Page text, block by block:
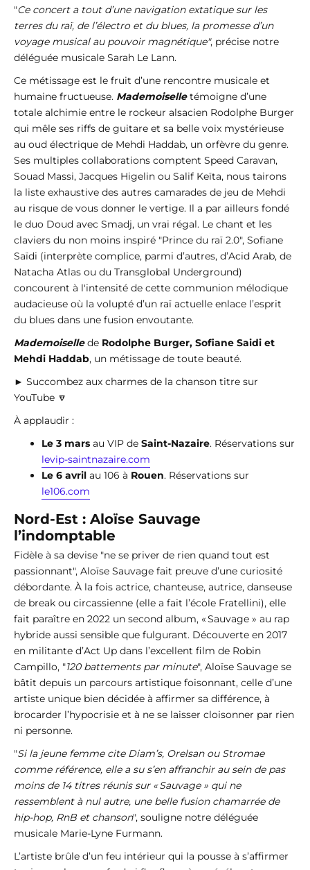
"Ce concert a tout d’une navigation extatique sur les
terres du raï, de l’électro et du blues, la promesse d’un
voyage musical au pouvoir magnétique", précise notre
déléguée musicale Sarah Le Lann.
Ce métissage est le fruit d’une rencontre musicale et
humaine fructueuse. Mademoiselletémoigne d’une
totale alchimie entre le rockeur alsacien Rodolphe Burger
qui mêle ses riffs de guitare et sa belle voix mystérieuse
au oud électrique de Mehdi Haddab, un orfèvre du genre.
Ses multiples collaborations comptent Speed Caravan,
Souad Massi, Jacques Higelin ou Salif Keïta, nous tairons
la liste exhaustive des autres camarades de jeu de Mehdi
au risque de vous donner le vertige. Il a par ailleurs fondé
le duo Doud avec Smadj, un vrai régal. Le chant et les
claviers du non moins inspiré "Prince du raï 2.0", Sofiane
Saïdi (interprète complice, parmi d’autres, d’Acid Arab, de
Natacha Atlas ou du Transglobal Underground)
concourent à l'intensité de cette communion mélodique
audacieuse où la volupté d’un raï actuelle enlace l’esprit
du blues dans une fusion envoutante.
Mademoisellede Rodolphe Burger, Sofiane Saidi et
Mehdi Haddab, un métissage de toute beauté.
► Succombez aux charmes de la chanson titre sur
YouTube 🔽
À applaudir :
Le 3 mars au VIP de Saint-Nazaire. Réservations sur
levip-saintnazaire.com
Le 6 avril au 106 à Rouen. Réservations sur
le106.com
Nord-Est : Aloïse Sauvage
l’indomptable
Fidèle à sa devise "ne se priver de rien quand tout est
passionnant", Aloïse Sauvage fait preuve d’une curiosité
débordante. À la fois actrice, chanteuse, autrice, danseuse
de break ou circassienne (elle a fait l’école Fratellini), elle
fait paraître en 2022 un second album, « Sauvage » au rap
hybride aussi sensible que fulgurant. Découverte en 2017
en militante d’Act Up dans l’excellent film de Robin
Campillo, "120 battements par minute", Aloïse Sauvage se
bâtit depuis un parcours artistique foisonnant, celle d’une
artiste unique bien décidée à affirmer sa différence, à
brocarder l’hypocrisie et à ne se laisser cloisonner par rien
ni personne.
"Si la jeune femme cite Diam’s, Orelsan ou Stromae
comme référence, elle a su s’en affranchir au sein de pas
moins de 14 titres réunis sur « Sauvage » qui ne
ressemblent à nul autre, une belle fusion chamarrée de
hip-hop, RnB et chanson", souligne notre déléguée
musicale Marie-Lyne Furmann.
L’artiste brûle d’un feu intérieur qui la pousse à s’affirmer